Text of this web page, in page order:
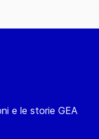
e le storie GEA